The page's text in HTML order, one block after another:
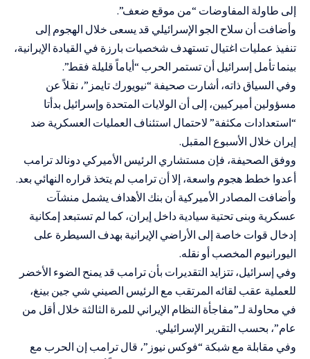
إلى طاولة المفاوضات “من موقع ضعف”.
وأضافت أن سلاح الجو الإسرائيلي قد يسعى خلال الهجوم إلى
تنفيذ عمليات اغتيال تستهدف شخصيات بارزة في القيادة الإيرانية،
بينما تأمل إسرائيل أن تستمر الحرب “أياماً قليلة فقط”.
وفي السياق ذاته، أشارت صحيفة “نيويورك تايمز”، نقلاً عن
مسؤولين أميركيين، إلى أن الولايات المتحدة وإسرائيل بدأتا
“استعدادات مكثفة” لاحتمال استئناف العمليات العسكرية ضد
إيران خلال الأسبوع المقبل.
ووفق الصحيفة، فإن مستشاري الرئيس الأميركي دونالد ترامب
أعدوا خطط هجوم واسعة، إلا أن ترامب لم يتخذ قراره النهائي بعد.
وأضافت المصادر الأميركية أن بنك الأهداف يشمل منشآت
عسكرية وبنى تحتية سيادية داخل إيران، كما لم تستبعد إمكانية
إدخال قوات خاصة إلى الأراضي الإيرانية بهدف السيطرة على
اليورانيوم المخصب أو نقله.
وفي إسرائيل، تتزايد التقديرات بأن ترامب قد يمنح الضوء الأخضر
للعملية عقب لقائه المرتقب مع الرئيس الصيني شي جين بينغ،
في محاولة لـ”مفاجأة النظام الإيراني للمرة الثالثة خلال أقل من
عام”، بحسب التقرير الإسرائيلي.
وفي مقابلة مع شبكة “فوكس نيوز”، قال ترامب إن الحرب مع